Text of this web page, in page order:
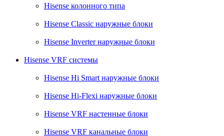
Hisense колонного типа
Hisense Classic наружные блоки
Hisense Inverter наружные блоки
Hisense VRF системы
Hisense Hi Smart наружные блоки
Hisense Hi-Flexi наружные блоки
Hisense VRF настенные блоки
Hisense VRF канальные блоки